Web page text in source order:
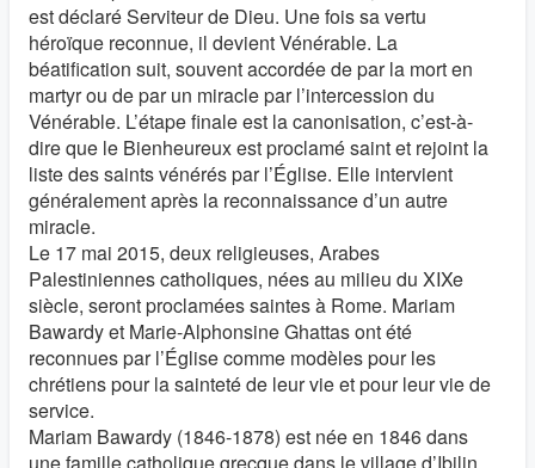
est déclaré Serviteur de Dieu. Une fois sa vertu
héroïque reconnue, il devient Vénérable. La
béatification suit, souvent accordée de par la mort en
martyr ou de par un miracle par l’intercession du
Vénérable. L’étape finale est la canonisation, c’est-à-
dire que le Bienheureux est proclamé saint et rejoint la
liste des saints vénérés par l’Église. Elle intervient
généralement après la reconnaissance d’un autre
miracle.
Le 17 mai 2015, deux religieuses, Arabes
Palestiniennes catholiques, nées au milieu du XIXe
siècle, seront proclamées saintes à Rome. Mariam
Bawardy et Marie-Alphonsine Ghattas ont été
reconnues par l’Église comme modèles pour les
chrétiens pour la sainteté de leur vie et pour leur vie de
service.
Mariam Bawardy (1846-1878) est née en 1846 dans